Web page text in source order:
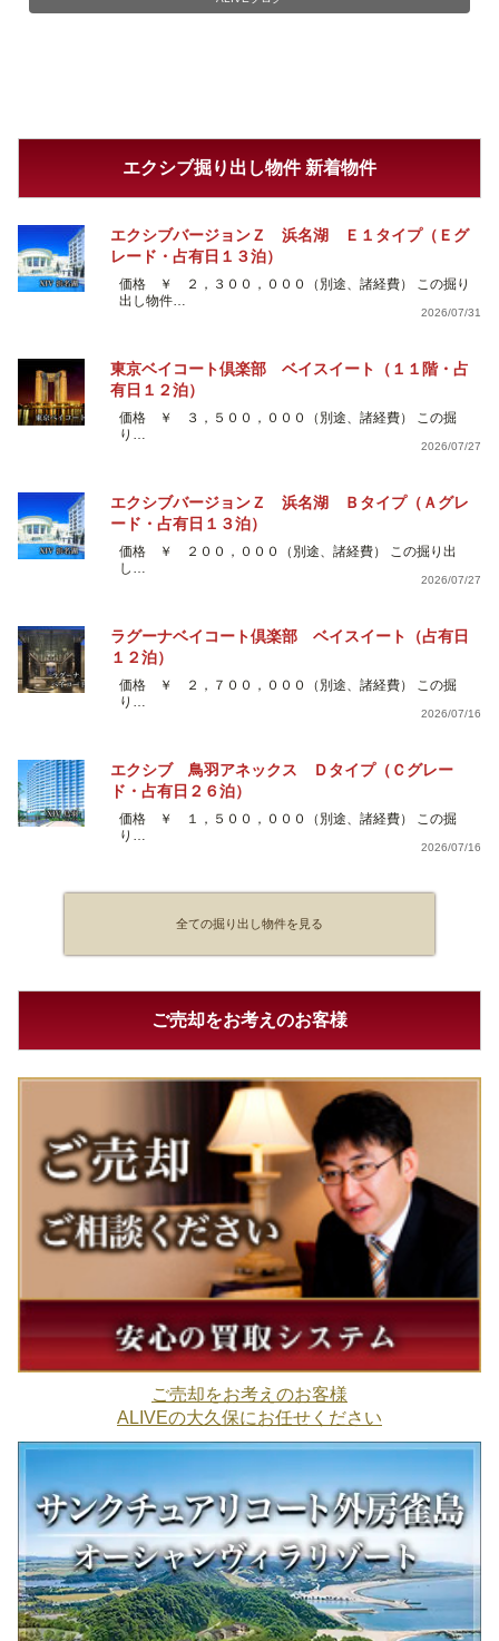
エクシブ掘り出し物件 新着物件
エクシブバージョンＺ 浜名湖 Ｅ１タイプ（Ｅグ
レード・占有日１３泊）
価格 ￥ ２，３００，０００（別途、諸経費） この掘り
出し物件…
2026/07/31
東京ベイコート倶楽部 ベイスイート（１１階・占
有日１２泊）
価格 ￥ ３，５００，０００（別途、諸経費） この掘
り…
2026/07/27
エクシブバージョンＺ 浜名湖 Ｂタイプ（Ａグレ
ード・占有日１３泊）
価格 ￥ ２００，０００（別途、諸経費） この掘り出
し…
2026/07/27
ラグーナベイコート倶楽部 ベイスイート（占有日
１２泊）
価格 ￥ ２，７００，０００（別途、諸経費） この掘
り…
2026/07/16
エクシブ 鳥羽アネックス Ｄタイプ（Ｃグレー
ド・占有日２６泊）
価格 ￥ １，５００，０００（別途、諸経費） この掘
り…
2026/07/16
全ての掘り出し物件を見る
ご売却をお考えのお客様
ご売却をお考えのお客様
ALIVEの大久保にお任せください